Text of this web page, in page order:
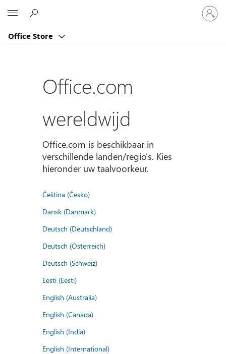
Office Store
Meld
je
aan
je
Office.com
wereldwijd
Office.com is beschikbaar in
verschillende landen/regio's. Kies
hieronder uw taalvoorkeur.
Čeština (Česko)
Dansk (Danmark)
Deutsch (Deutschland)
Deutsch (Österreich)
Deutsch (Schweiz)
Eesti (Eesti)
English (Australia)
English (Canada)
English (India)
English (International)